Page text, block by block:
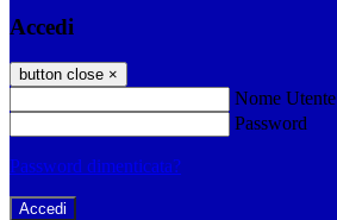
Accedi
button close ×
Nome Utente
Password
Password dimenticata?